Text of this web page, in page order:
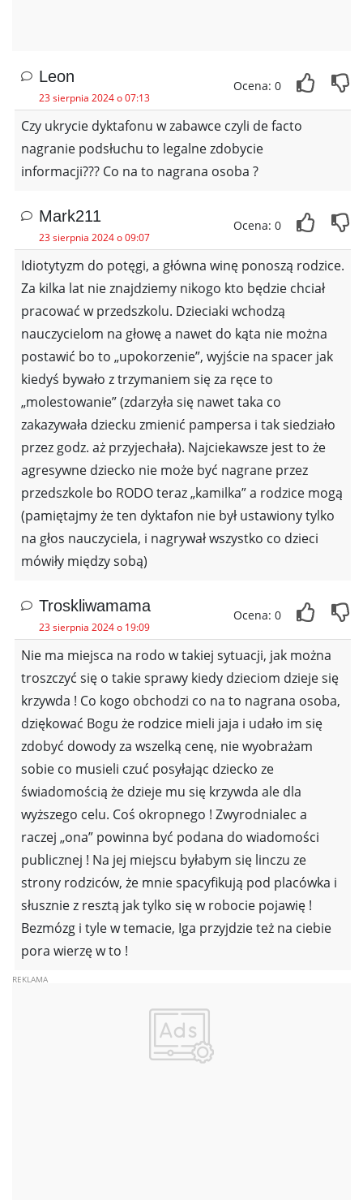
Leon
23 sierpnia 2024 o 07:13
Ocena: 0
Czy ukrycie dyktafonu w zabawce czyli de facto
nagranie podsłuchu to legalne zdobycie
informacji??? Co na to nagrana osoba ?
Mark211
23 sierpnia 2024 o 09:07
Ocena: 0
Idiotytyzm do potęgi, a główna winę ponoszą rodzice.
Za kilka lat nie znajdziemy nikogo kto będzie chciał
pracować w przedszkolu. Dzieciaki wchodzą
nauczycielom na głowę a nawet do kąta nie można
postawić bo to „upokorzenie”, wyjście na spacer jak
kiedyś bywało z trzymaniem się za ręce to
„molestowanie” (zdarzyła się nawet taka co
zakazywała dziecku zmienić pampersa i tak siedziało
przez godz. aż przyjechała). Najciekawsze jest to że
agresywne dziecko nie może być nagrane przez
przedszkole bo RODO teraz „kamilka” a rodzice mogą
(pamiętajmy że ten dyktafon nie był ustawiony tylko
na głos nauczyciela, i nagrywał wszystko co dzieci
mówiły między sobą)
Troskliwamama
23 sierpnia 2024 o 19:09
Ocena: 0
Nie ma miejsca na rodo w takiej sytuacji, jak można
troszczyć się o takie sprawy kiedy dzieciom dzieje się
krzywda ! Co kogo obchodzi co na to nagrana osoba,
dziękować Bogu że rodzice mieli jaja i udało im się
zdobyć dowody za wszelką cenę, nie wyobrażam
sobie co musieli czuć posyłając dziecko ze
świadomością że dzieje mu się krzywda ale dla
wyższego celu. Coś okropnego ! Zwyrodnialec a
raczej „ona” powinna być podana do wiadomości
publicznej ! Na jej miejscu byłabym się linczu ze
strony rodziców, że mnie spacyfikują pod placówka i
słusznie z resztą jak tylko się w robocie pojawię !
Bezmózg i tyle w temacie, Iga przyjdzie też na ciebie
pora wierzę w to !